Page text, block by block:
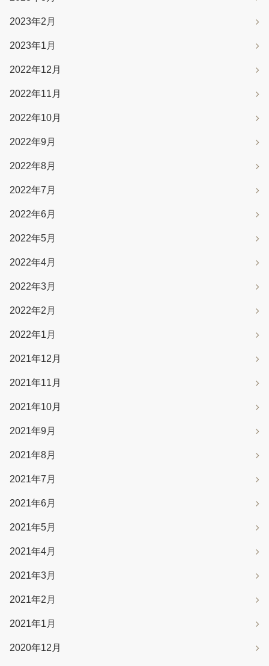
2023年2月
2023年1月
2022年12月
2022年11月
2022年10月
2022年9月
2022年8月
2022年7月
2022年6月
2022年5月
2022年4月
2022年3月
2022年2月
2022年1月
2021年12月
2021年11月
2021年10月
2021年9月
2021年8月
2021年7月
2021年6月
2021年5月
2021年4月
2021年3月
2021年2月
2021年1月
2020年12月